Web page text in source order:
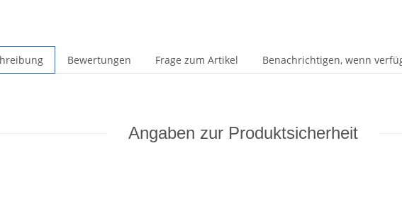
Bewertungen Frage zum Artikel Benachrichtigen, wenn
Angaben zur Produktsicherheit